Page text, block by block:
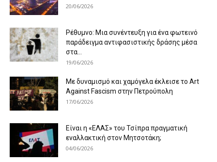
20/06/2026
Ρέθυμνο: Μια συνέντευξη για ένα φωτεινό
παράδειγμα αντιφασιστικής δράσης μέσα
στα...
19/06/2026
Με δυναμισμό και χαμόγελα έκλεισε το Art
Against Fascism στην Πετρούπολη
17/06/2026
Είναι η «ΕΛΑΣ» του Τσίπρα πραγματική
εναλλακτική στον Μητσοτάκη;
04/06/2026